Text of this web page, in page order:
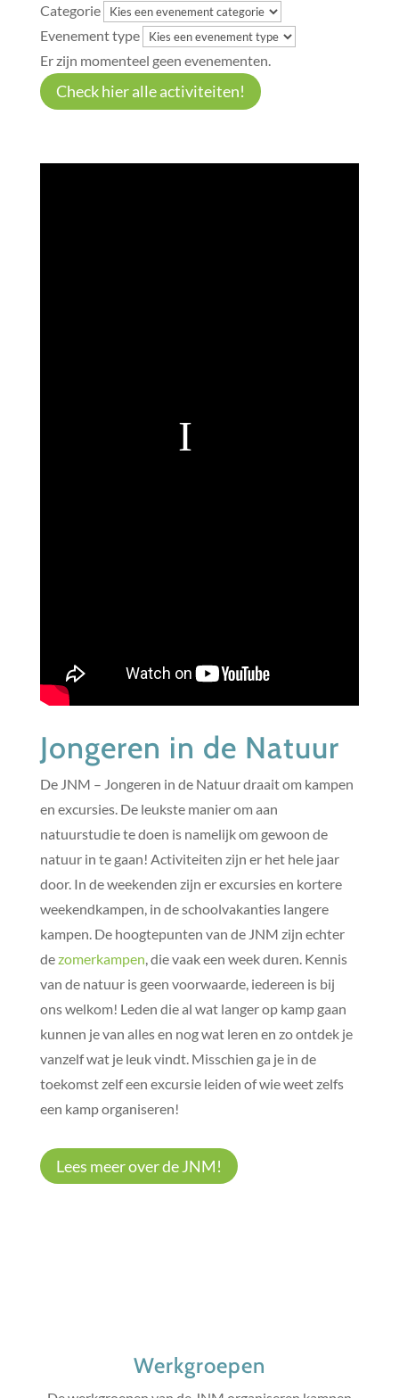
Categorie
Evenement type
Er zijn momenteel geen evenementen.
Check hier alle activiteiten!
Jongeren in de Natuur
De JNM – Jongeren in de Natuur draait om kampen
en excursies. De leukste manier om aan
natuurstudie te doen is namelijk om gewoon de
natuur in te gaan! Activiteiten zijn er het hele jaar
door. In de weekenden zijn er excursies en kortere
weekendkampen, in de schoolvakanties langere
kampen. De hoogtepunten van de JNM zijn echter
dezomerkampen , die vaak een week duren. Kennis
van de natuur is geen voorwaarde, iedereen is bij
ons welkom! Leden die al wat langer op kamp gaan
kunnen je van alles en nog wat leren en zo ontdek je
vanzelf wat je leuk vindt. Misschien ga je in de
toekomst zelf een excursie leiden of wie weet zelfs
een kamp organiseren!
Lees meer over de JNM!
Werkgroepen